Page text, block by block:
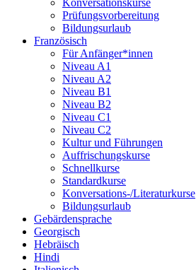
Prüfungsvorbereitung
Bildungsurlaub
Französisch
Für Anfänger*innen
Niveau A1
Niveau A2
Niveau B1
Niveau B2
Niveau C1
Niveau C2
Kultur und Führungen
Auffrischungskurse
Schnellkurse
Standardkurse
Konversations-/Literaturkurse
Bildungsurlaub
Gebärdensprache
Georgisch
Hebräisch
Hindi